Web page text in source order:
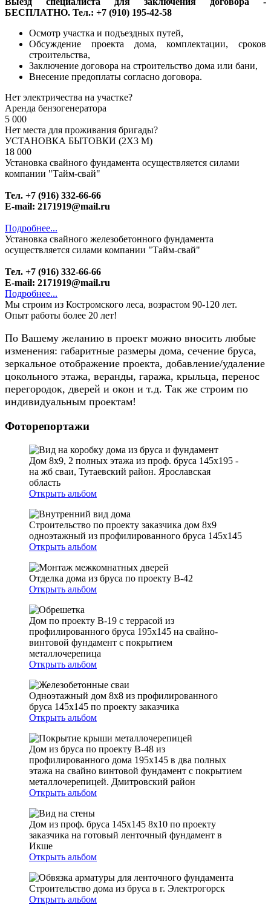
БЕСПЛАТНО. Тел.: +7 (910) 195-42-58
Осмотр участка и подъездных путей,
Обсуждение проекта дома, комплектации, сроков
строительства,
Заключение договора на строительство дома или бани,
Внесение предоплаты согласно договора.
Нет электричества на участке?
Аренда бензогенератора
5 000
Нет места для проживания бригады?
УСТАНОВКА БЫТОВКИ (2Х3 М)
18 000
Установка свайного фундамента осуществляется силами
компании "Тайм-свай"
Тел. +7 (916) 332-66-66
E-mail: 2171919@mail.ru
Подробнее...
Установка свайного железобетонного фундамента
осуществляется силами компании "Тайм-свай"
Тел. +7 (916) 332-66-66
E-mail: 2171919@mail.ru
Подробнее...
Мы строим из Костромского леса, возрастом 90-120 лет.
Опыт работы более 20 лет!
По Вашему желанию в проект можно вносить любые
изменения: габаритные размеры дома, сечение бруса,
зеркальное отображение проекта, добавление/удаление
цокольного этажа, веранды, гаража, крыльца, перенос
перегородок, дверей и окон и т.д. Так же строим по
индивидуальным проектам!
Фоторепортажи
Дом 8х9, 2 полных этажа из проф. бруса 145х195 -
на жб сваи, Тутаевский район. Ярославская
область
Открыть альбом
Строительство по проекту заказчика дом 8х9
одноэтажный из профилированного бруса 145х145
Открыть альбом
Отделка дома из бруса по проекту В-42
Открыть альбом
Дом по проекту В-19 с террасой из
профилированного бруса 195х145 на свайно-
винтовой фундамент с покрытием
металлочерепица
Открыть альбом
Одноэтажный дом 8х8 из профилированного
бруса 145х145 по проекту заказчика
Открыть альбом
Дом из бруса по проекту В-48 из
профилированного дома 195х145 в два полных
этажа на свайно винтовой фундамент с покрытием
металлочерепицей. Дмитровский район
Открыть альбом
Дом из проф. бруса 145х145 8х10 по проекту
заказчика на готовый ленточный фундамент в
Икше
Открыть альбом
Строительство дома из бруса в г. Электрогорск
Открыть альбом